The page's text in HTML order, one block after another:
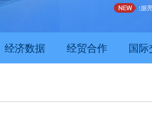
向优向好发展 甘肃上半年新质生产力发展数据亮眼
经济数据 经贸合作 国际